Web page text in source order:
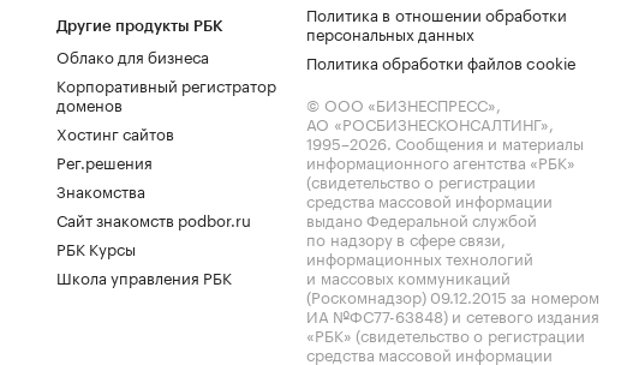
Другие продукты РБК
Облако для бизнеса
Корпоративный регистратор
доменов
Хостинг сайтов
Рег.решения
Знакомства
Сайт знакомств podbor.ru
РБК Курсы
Школа управления РБК
Политика в отношении обработки
персональных данных
Политика обработки файлов cookie
© ООО «БИЗНЕСПРЕСС»,
АО «РОСБИЗНЕСКОНСАЛТИНГ»,
1995–2026. Сообщения и материалы
информационного агентства «РБК»
(свидетельство о регистрации
средства массовой информации
выдано Федеральной службой
по надзору в сфере связи,
информационных технологий
и массовых коммуникаций
(Роскомнадзор) 09.12.2015 за номером
ИА №ФС77-63848) и сетевого издания
«РБК» (свидетельство о регистрации
средства массовой информации